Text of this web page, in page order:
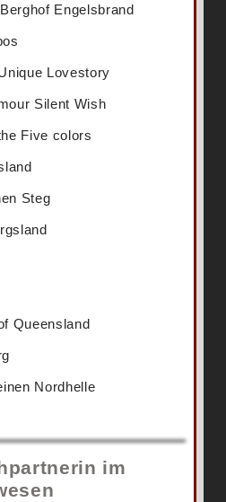
Engelsbrand
Lovestory
Silent Wish
Five colors
Steg
Queensland
Nordhelle
im